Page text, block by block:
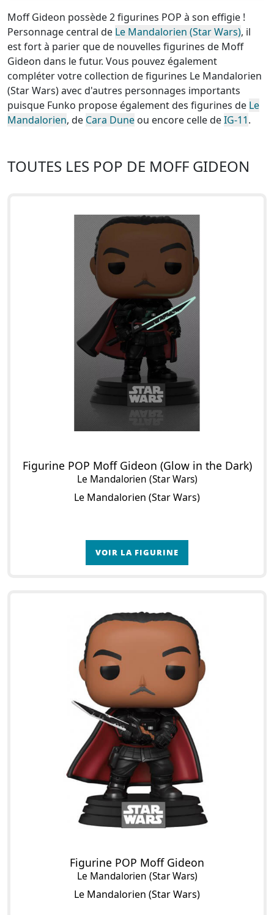
Moff Gideon possède 2 figurines POP à son effigie !
Personnage central de Le Mandalorien (Star Wars), il
est fort à parier que de nouvelles figurines de Moff
Gideon dans le futur. Vous pouvez également
compléter votre collection de figurines Le Mandalorien
(Star Wars) avec d'autres personnages importants
puisque Funko propose également des figurines de Le
Mandalorien, de Cara Dune ou encore celle deIG-11.
TOUTES LES POP DE MOFF GIDEON
Figurine POP Moff Gideon (Glow in the Dark)
Le Mandalorien (Star Wars)
Le Mandalorien (Star Wars)
VOIR LA FIGURINE
Figurine POP Moff Gideon
Le Mandalorien (Star Wars)
Le Mandalorien (Star Wars)